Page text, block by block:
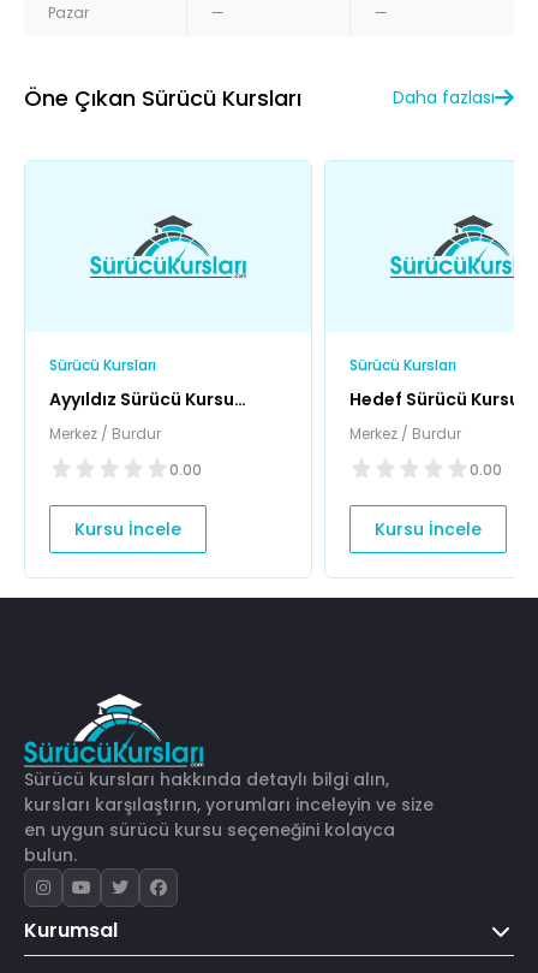
Pazar — —
Öne Çıkan Sürücü Kursları Daha fazlası
Sürücü Kursları
Ayyıldız Sürücü Kursu
Müdürlüğü
Merkez / Burdur
0.00
Kursu İncele
Sürücü Kursları
Hedef Sürücü Kursu
Merkez / Burdur
0.00
Kursu İncele
Sürücü kursları hakkında detaylı bilgi alın,
kursları karşılaştırın, yorumları inceleyin ve size
en uygun sürücü kursu seçeneğini kolayca
bulun.
Kurumsal